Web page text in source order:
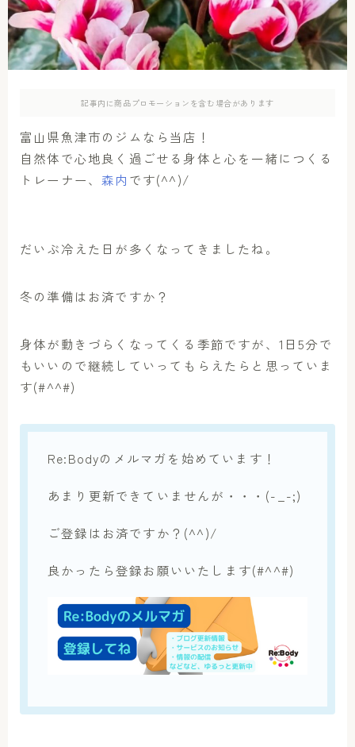
プロフィール
アクセス
お問い合わせ
記事内に商品プロモーションを含む場合があります
富山県魚津市のジムなら当店！
自然体で心地良く過ごせる身体と心を一緒につくる
トレーナー、 森内 です(^^)/
だいぶ冷えた日が多くなってきましたね。
冬の準備はお済ですか？
身体が動きづらくなってくる季節ですが、1日5分で
もいいので継続していってもらえたらと思っていま
す(#^^#)
Re:Bodyのメルマガを始めています！
あまり更新できていませんが・・・(-_-;)
ご登録はお済ですか？(^^)/
良かったら登録お願いいたします(#^^#)